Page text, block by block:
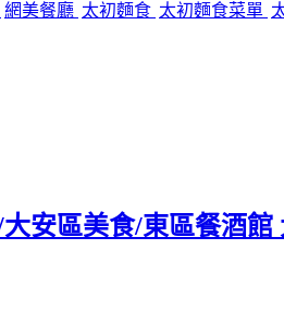
網美餐廳 太初麵食 太初麵食菜單
安區美食/東區餐酒